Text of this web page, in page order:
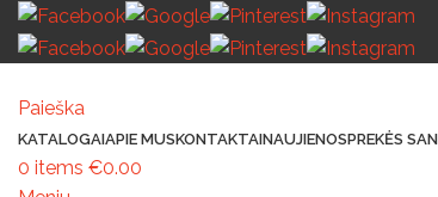
Paieška
KATALOGAIAPIE MUSKONTAKTAINAUJIENOSPREKĖS
0 items €0.00